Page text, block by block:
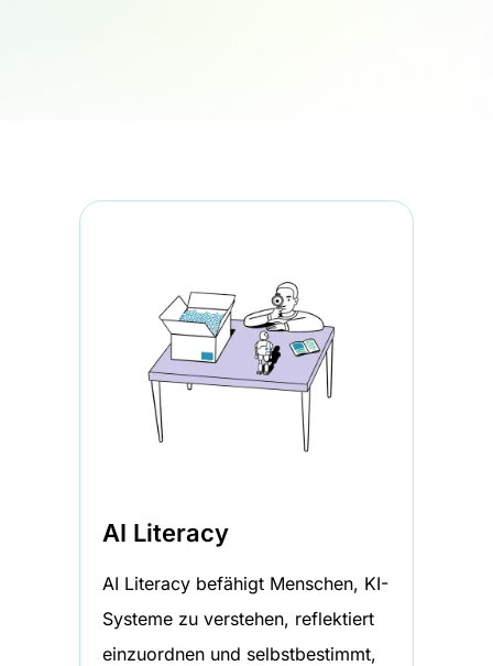
AI Literacy
AI Literacy befähigt Menschen, KI-
Systeme zu verstehen, reflektiert
einzuordnen und selbstbestimmt,